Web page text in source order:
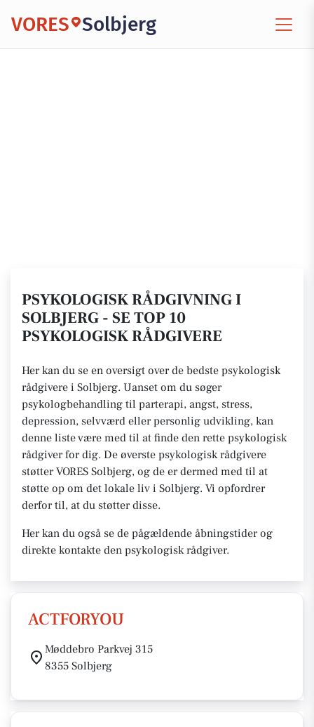
VORES Solbjerg
PSYKOLOGISK RÅDGIVNING I
SOLBJERG - SE TOP 10
PSYKOLOGISK RÅDGIVERE
Her kan du se en oversigt over de bedste psykologisk
rådgivere i Solbjerg. Uanset om du søger
psykologbehandling til parterapi, angst, stress,
depression, selvværd eller personlig udvikling, kan
denne liste være med til at finde den rette psykologisk
rådgiver for dig. De øverste psykologisk rådgivere
støtter VORES Solbjerg, og de er dermed med til at
støtte op om det lokale liv i Solbjerg. Vi opfordrer
derfor til, at du støtter disse.
Her kan du også se de pågældende åbningstider og
direkte kontakte den psykologisk rådgiver.
ACTFORYOU
Møddebro Parkvej 315
8355 Solbjerg